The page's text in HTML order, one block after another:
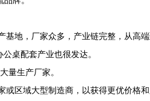
基地，厂家众多，产业链完整，从高
公桌配套产业也很发达。
量生产厂家。
或区域大型制造商，以获得更优价